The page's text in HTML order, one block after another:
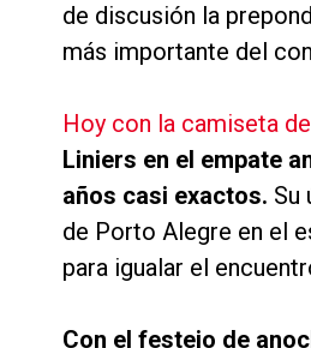
de discusión la
más importante del
Hoy con la camiseta
Liniers en el empate
años casi exactos. Su
de Porto Alegre en el
para igualar el
Con el festejo de